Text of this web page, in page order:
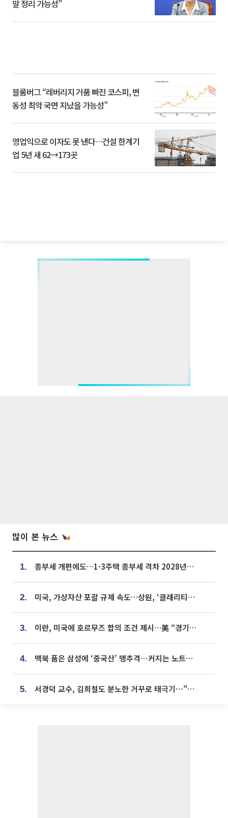
말 정리 가능성”
블룸버그 “레버리지 거품 빠진 코스피, 변
동성 최악 국면 지났을 가능성”
영업익으로 이자도 못 낸다…건설 한계기
업 5년 새 62→173곳
많이 본 뉴스
1. 종부세 개편에도…1·3주택 종부세 격차 2028년부터 확대
2. 미국, 가상자산 포괄 규제 속도…상원, ‘클래리티법’ 9월 절차투표 추진
3. 이란, 미국에 호르무즈 합의 조건 제시…美 “경기 아직 안 끝나” [종합]
4. 맥북 품은 삼성에 ‘중국산’ 맹추격⋯커지는 노트북 OLED 시장
5. 서경덕 교수, 김희철도 분노한 거꾸로 태극기⋯"엉터리는 아냐, 아쉬울 뿐"